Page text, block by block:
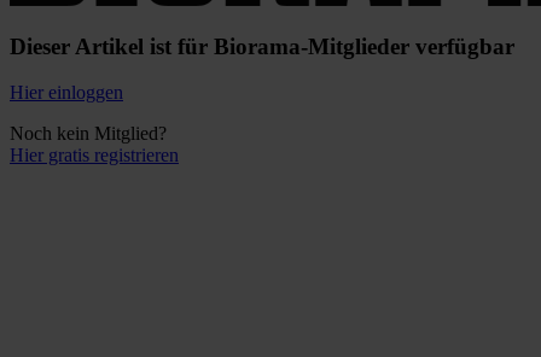
Dieser Artikel ist für Biorama-Mitglieder verfügbar
Hier einloggen
Noch kein Mitglied?
Hier gratis registrieren